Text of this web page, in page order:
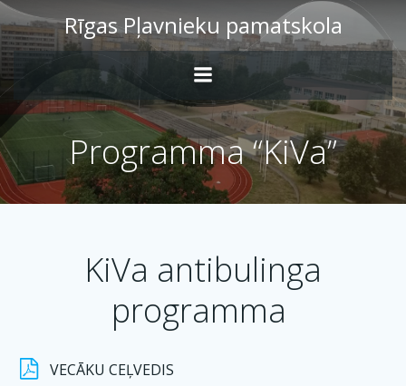
to
content
Rīgas Pļavnieku pamatskola
Programma “KiVa”
KiVa antibulinga
programma
VECĀKU CEĻVEDIS